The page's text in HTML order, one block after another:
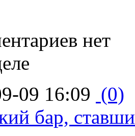
нет
09 16:09 (0)
бар,